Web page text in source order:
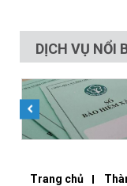
DỊCH VỤ NỔI
Trang chủ